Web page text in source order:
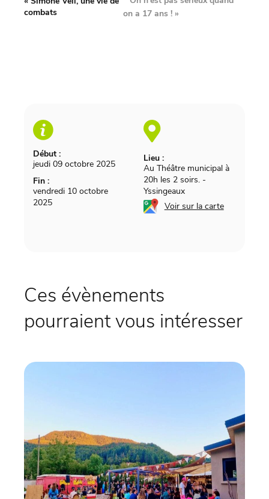
Début :
jeudi 09 octobre 2025
Fin :
vendredi 10 octobre
2025
Lieu :
Au Théâtre municipal à
20h les 2 soirs. -
Yssingeaux
Voir sur la carte
combats
on a 17 ans ! »
Ces évènements
pourraient vous intéresser